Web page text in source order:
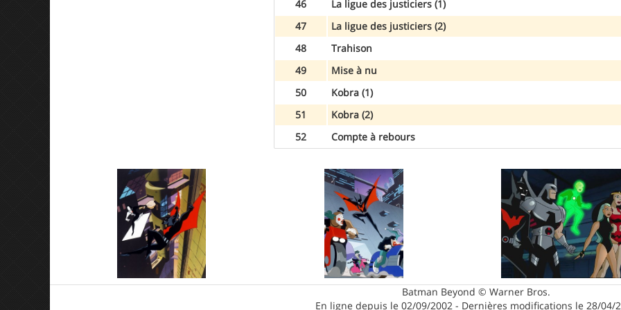
46
La ligue des justiciers (1)
47
La ligue des justiciers (2)
48
Trahison
49
Mise à nu
50
Kobra (1)
51
Kobra (2)
52
Compte à rebours
Batman Beyond © Warner Bros.
En ligne depuis le 02/09/2002 - Dernières modifications le 28/04/